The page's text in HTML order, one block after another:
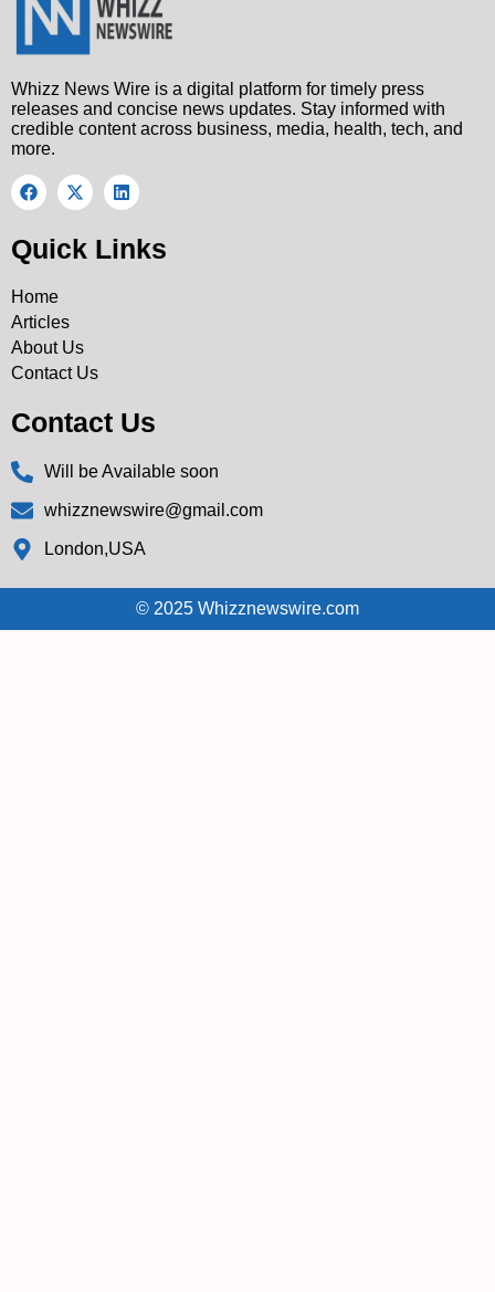
Whizz News Wire is a digital platform for timely press
releases and concise news updates. Stay informed with
credible content across business, media, health, tech, and
more.
Quick Links
Home
Articles
About Us
Contact Us
Contact Us
Will be Available soon
whizznewswire@gmail.com
London,USA
© 2025 Whizznewswire.com